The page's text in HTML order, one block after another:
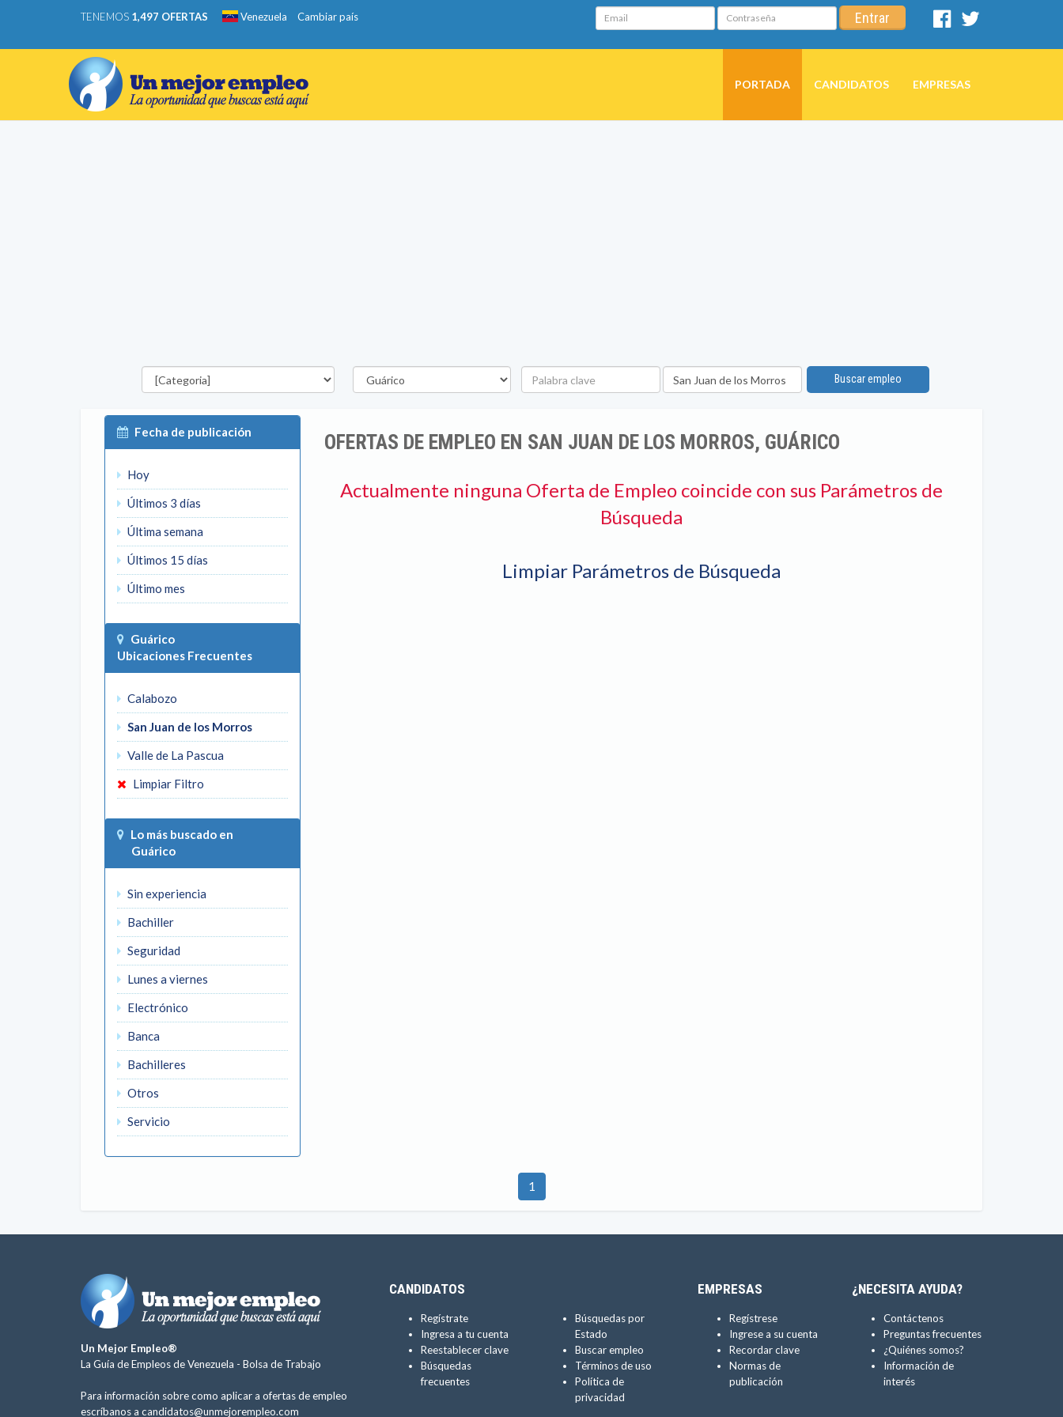
TENEMOS 1,497 OFERTAS Venezuela Cambiar país Email Contraseña Entrar
Facebook
PORTADA CANDIDATOS EMPRESAS
Categorías Estado
Palabra
clave
Ubicación
Buscar empleo
Fecha de publicación
Hoy
Últimos 3 días
Última semana
Últimos 15 días
Último mes
Guárico
Ubicaciones Frecuentes
Calabozo
San Juan de los Morros
Valle de La Pascua
Limpiar Filtro
Lo más buscado en
Guárico
Sin experiencia
Bachiller
Seguridad
Lunes a viernes
Electrónico
Banca
Bachilleres
Otros
Servicio
OFERTAS DE EMPLEO EN SAN JUAN DE LOS MORROS, GUÁRICO
Actualmente ninguna Oferta de Empleo coincide con sus Parámetros de
Búsqueda
Limpiar Parámetros de Búsqueda
1
Un Mejor Empleo®
La Guía de Empleos de Venezuela - Bolsa de Trabajo
Para información sobre como aplicar a ofertas de empleo
escríbanos a candidatos@unmejorempleo.com
CANDIDATOS
Regístrate
Ingresa a tu cuenta
Reestablecer clave
Búsquedas
frecuentes
Búsquedas por
Estado
Buscar empleo
Términos de uso
Política de
privacidad
EMPRESAS
Regístrese
Ingrese a su cuenta
Recordar clave
Normas de
publicación
¿NECESITA AYUDA?
Contáctenos
Preguntas frecuentes
¿Quiénes somos?
Información de
interés